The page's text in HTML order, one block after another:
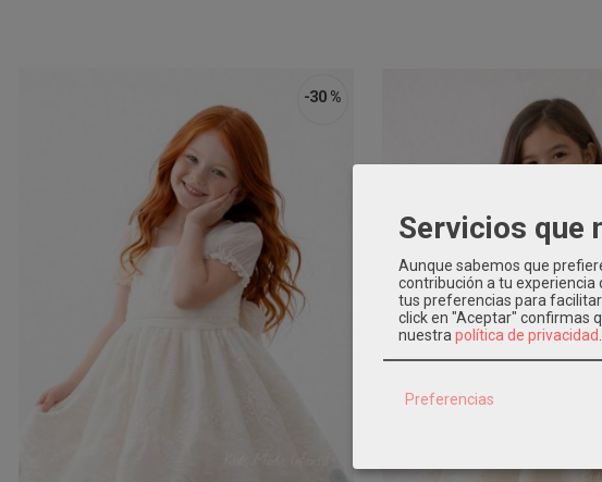
-30 %
Servicios que
Aunque sabemos que
contribución a tu experiencia
tus preferencias para
click en "Aceptar" confirmas
nuestra política de privacidad
Preferencias